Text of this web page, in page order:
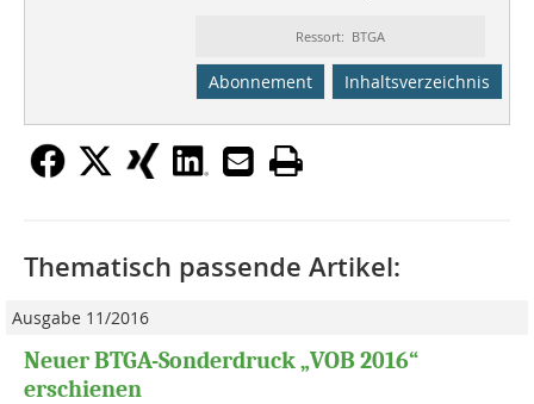
Ressort: BTGA
Abonnement Inhaltsverzeichnis
Thematisch passende Artikel:
Ausgabe 11/2016
Neuer BTGA-Sonderdruck „VOB 2016“
erschienen